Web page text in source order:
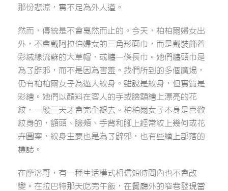
那份悲涼，實不足為外人道。
然而，傳統是不會戛然而止的。今天，柏柏爾婦女出
外，不會戴阿拉伯婦女的三角形面巾，而是戴裝飾着
彩絨線流蘇的大草帽，或纏一條長巾。她們纏頭巾是
為了辟邪，而不是因為害羞。我們所到的多個廣場，
仍有柏柏爾女子為遊人紋身。雖說是紋身，但實質是
彩繪。她們以顏料在客人的手或臉額繪上漂亮的花
紋，一般三天才會完全褪去。柏柏爾女子本身是喜歡
紋身的，額頭、臉頰、手背和腳上經常紋上幾何或花
卉圖案，紋身主要也是為了辟邪，也有些繪上部落的
標誌。
在摩洛哥，有一種生活模式相信短時間內也不會改
變。在拉巴特那天吃完午飯，在餐廳外的窄巷發現當